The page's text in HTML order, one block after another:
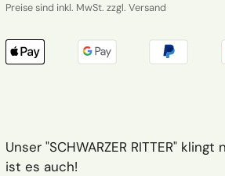
Preise sind inkl. MwSt. zzgl. Versand
Unser "SCHWARZER RITTER"
ist es auch!